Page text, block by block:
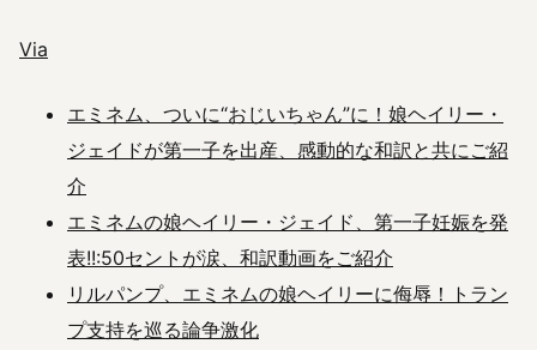
Via
エミネム、ついに“おじいちゃん”に！娘ヘイリー・
ジェイドが第一子を出産、感動的な和訳と共にご紹
介
エミネムの娘ヘイリー・ジェイド、第一子妊娠を発
表!!:50セントが涙、和訳動画をご紹介
リルパンプ、エミネムの娘ヘイリーに侮辱！トラン
プ支持を巡る論争激化